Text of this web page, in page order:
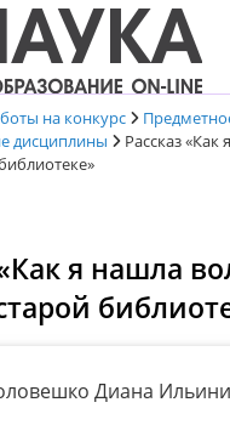
на конкурс
дисциплины
Рассказ
«Как я нашла
Диана